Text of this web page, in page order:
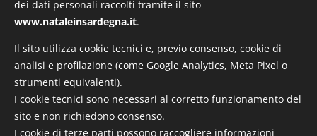
SCOPRI DI PIÙ
Share
dei dati personali raccolti tramite il sito
www.nataleinsardegna.it.
Il sito utilizza cookie tecnici e, previo consenso, cookie di
analisi e profilazione (come Google Analytics, Meta Pixel o
strumenti equivalenti).
I cookie tecnici sono necessari al corretto funzionamento del
sito e non richiedono consenso.
I cookie di terze parti possono raccogliere informazioni